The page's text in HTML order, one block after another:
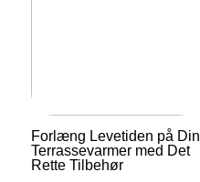
Forlæng Levetiden på Din
Terrassevarmer med Det
Rette Tilbehør